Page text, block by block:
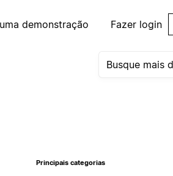
demonstração Fazer login
Principais categorias